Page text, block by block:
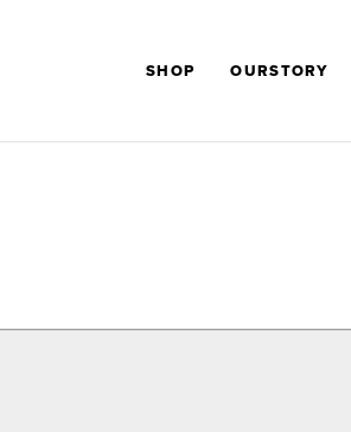
SHOP OURSTORY